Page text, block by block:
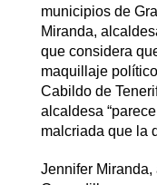
municipios de
Miranda,
que considera
maquillaje
Cabildo de
alcaldesa
malcriada que la
Jennifer